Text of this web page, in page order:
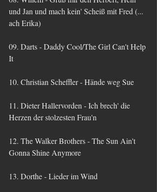
und Jan und mach kein' Scheiß mit Fred (...
ach Erika)
09. Darts - Daddy Cool/The Girl Can't Help
It
10. Christian Scheffler - Hände weg Sue
11. Dieter Hallervorden - Ich brech' die
Herzen der stolzesten Frau'n
12. The Walker Brothers - The Sun Ain't
Gonna Shine Anymore
13. Dorthe - Lieder im Wind